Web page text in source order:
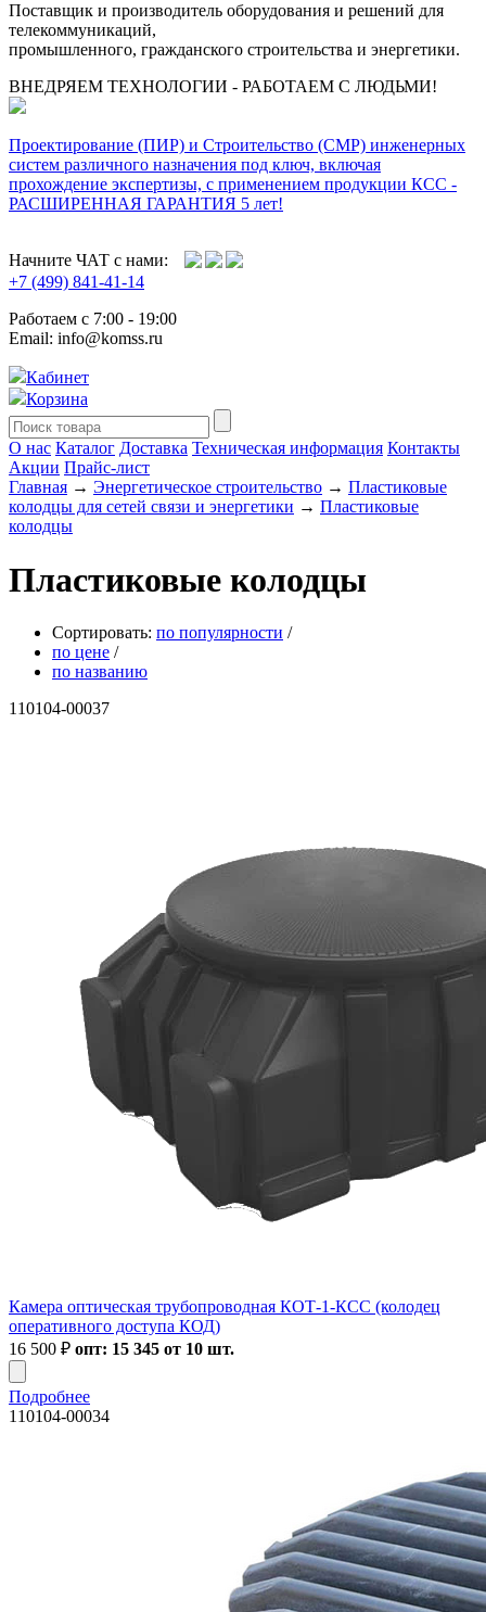
Поставщик и производитель оборудования и решений для
телекоммуникаций,
промышленного, гражданского строительства и энергетики.
ВНЕДРЯЕМ ТЕХНОЛОГИИ - РАБОТАЕМ С ЛЮДЬМИ!
Проектирование (ПИР) и Cтроительство (СМР) инженерных
систем различного назначения под ключ, включая
прохождение экспертизы, с применением продукции КСС -
РАСШИРЕННАЯ ГАРАНТИЯ 5 лет!
Начните ЧАТ с нами:
+7 (499) 841-41-14
Работаем с 7:00 - 19:00
Email: info@komss.ru
Кабинет
Корзина
О нас Каталог Доставка Техническая информация Контакты
Акции Прайс-лист
Главная → Энергетическое строительство → Пластиковые
колодцы для сетей связи и энергетики → Пластиковые
колодцы
Пластиковые колодцы
Сортировать: по популярности /
по цене /
по названию
110104-00037
Камера оптическая трубопроводная КОТ-1-КСС (колодец
оперативного доступа КОД)
16 500 ₽ опт: 15 345 от 10 шт.
Подробнее
110104-00034